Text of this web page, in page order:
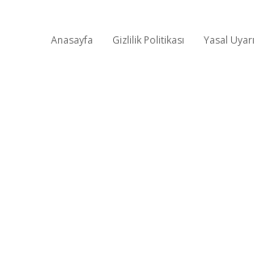
Anasayfa Gizlilik Politikası Yasal Uyarı